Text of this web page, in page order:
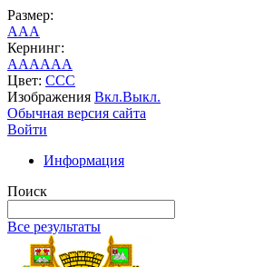
Размер:
AAA
Кернинг:
AAAAAA
Цвет: CCC
Изображения Вкл.Выкл.
Обычная версия сайта
Войти
Информация
Поиск
Все результаты